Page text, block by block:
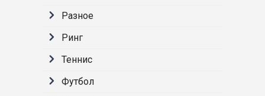
Разное
Ринг
Теннис
Футбол